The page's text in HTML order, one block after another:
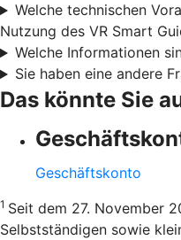
Welche technischen
Nutzung des VR Smart
Welche Informationen
Sie haben eine andere
Das könnte Sie
Geschäftskonto
1 Seit dem 27. November
Selbstständigen sowie